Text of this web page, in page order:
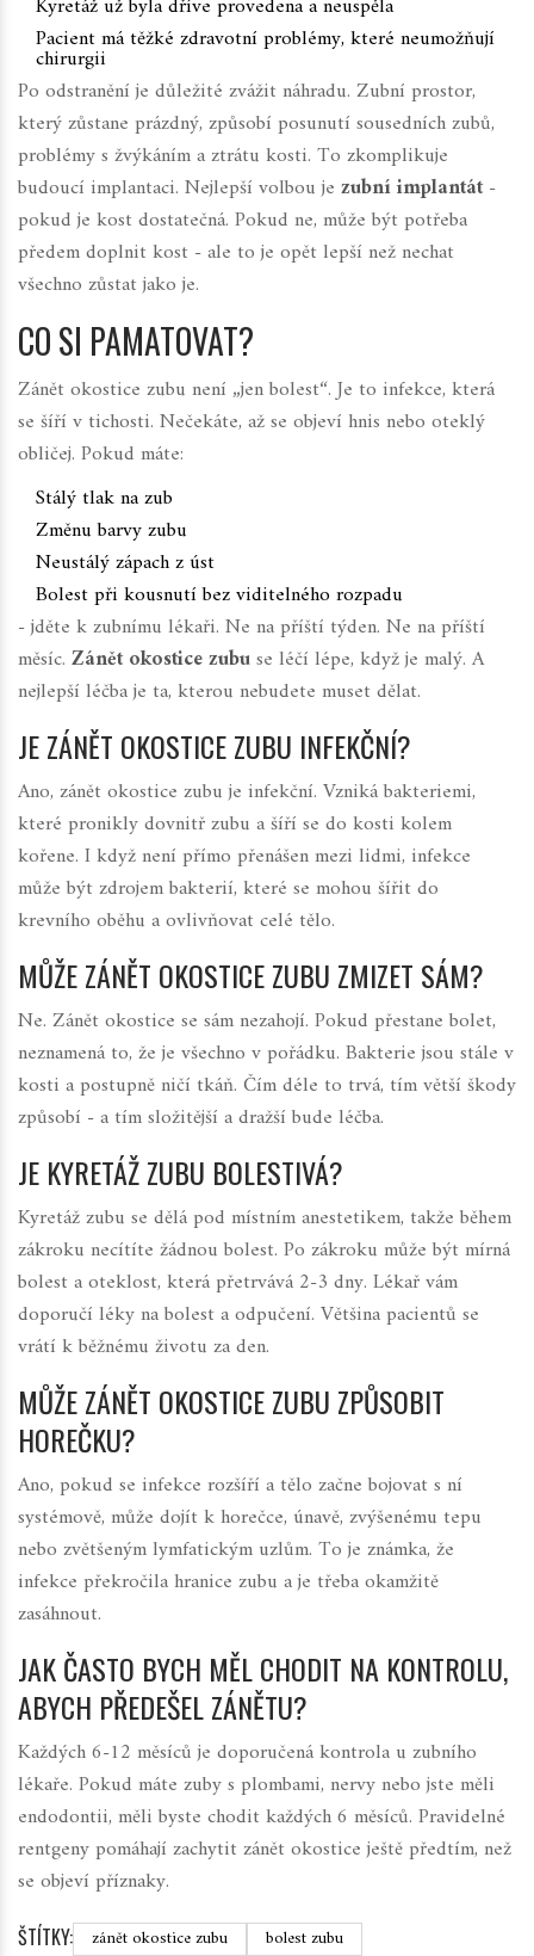
Kyretáž už byla dříve provedena a neuspěla
Pacient má těžké zdravotní problémy, které neumožňují
chirurgii
Po odstranění je důležité zvážit náhradu. Zubní prostor,
který zůstane prázdný, způsobí posunutí sousedních zubů,
problémy s žvýkáním a ztrátu kosti. To zkomplikuje
budoucí implantaci. Nejlepší volbou je zubní implantát-
pokud je kost dostatečná. Pokud ne, může být potřeba
předem doplnit kost - ale to je opět lepší než nechat
všechno zůstat jako je.
CO SI PAMATOVAT?
Zánět okostice zubu není „jen bolest“. Je to infekce, která
se šíří v tichosti. Nečekáte, až se objeví hnis nebo oteklý
obličej. Pokud máte:
Stálý tlak na zub
Změnu barvy zubu
Neustálý zápach z úst
Bolest při kousnutí bez viditelného rozpadu
- jděte k zubnímu lékaři. Ne na příští týden. Ne na příští
měsíc. Zánět okostice zubuse léčí lépe, když je malý. A
nejlepší léčba je ta, kterou nebudete muset dělat.
JE ZÁNĚT OKOSTICE ZUBU INFEKČNÍ?
Ano, zánět okostice zubu je infekční. Vzniká bakteriemi,
které pronikly dovnitř zubu a šíří se do kosti kolem
kořene. I když není přímo přenášen mezi lidmi, infekce
může být zdrojem bakterií, které se mohou šířit do
krevního oběhu a ovlivňovat celé tělo.
MŮŽE ZÁNĚT OKOSTICE ZUBU ZMIZET SÁM?
Ne. Zánět okostice se sám nezahojí. Pokud přestane bolet,
neznamená to, že je všechno v pořádku. Bakterie jsou stále v
kosti a postupně ničí tkáň. Čím déle to trvá, tím větší škody
způsobí - a tím složitější a dražší bude léčba.
JE KYRETÁŽ ZUBU BOLESTIVÁ?
Kyretáž zubu se dělá pod místním anestetikem, takže během
zákroku necítíte žádnou bolest. Po zákroku může být mírná
bolest a oteklost, která přetrvává 2-3 dny. Lékař vám
doporučí léky na bolest a odpučení. Většina pacientů se
vrátí k běžnému životu za den.
MŮŽE ZÁNĚT OKOSTICE ZUBU ZPŮSOBIT
HOREČKU?
Ano, pokud se infekce rozšíří a tělo začne bojovat s ní
systémově, může dojít k horečce, únavě, zvýšenému tepu
nebo zvětšeným lymfatickým uzlům. To je známka, že
infekce překročila hranice zubu a je třeba okamžitě
zasáhnout.
JAK ČASTO BYCH MĚL CHODIT NA KONTROLU,
ABYCH PŘEDEŠEL ZÁNĚTU?
Každých 6-12 měsíců je doporučená kontrola u zubního
lékaře. Pokud máte zuby s plombami, nervy nebo jste měli
endodontii, měli byste chodit každých 6 měsíců. Pravidelné
rentgeny pomáhají zachytit zánět okostice ještě předtím, než
se objeví příznaky.
ŠTÍTKY: zánět okostice zubu
bolest zubu